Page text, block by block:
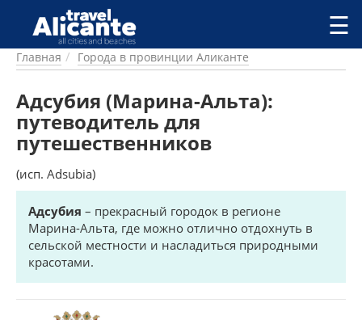
Перейти к основному содержанию
ГОРОДА
ПИТАНИЕ
ПРОЖИВАНИЕ
ПЛЯЖИ
ДОСТОПРИМЕЧАТЕЛЬНОСТИ
КЕМПИНГ
КОМАРКИ (РАЙОНЫ)
РЕЦЕПТЫ
ПРЕДЛОЖЕНИЯ
УСЛУГИ
☰
Главная Города в провинции Аликанте
Адсубия (Марина-Альта):
путеводитель для
путешественников
(исп. Adsubia)
Адсубия – прекрасный городок в регионе
Марина-Альта, где можно отлично отдохнуть в
сельской местности и насладиться природными
красотами.